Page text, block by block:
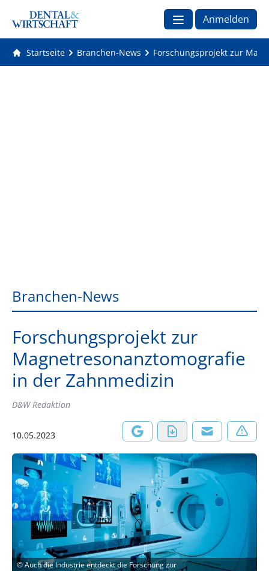
Anmelden
Startseite Branchen-News Forschungsprojekt zur
Branchen-News
Forschungsprojekt zur
Magnetresonanztomografie
in der Zahnmedizin
D&W Redaktion
10.05.2023
©Auch die Industrie entdeckt die Forschung zur